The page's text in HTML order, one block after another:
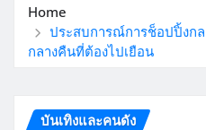
Home
ประสบการณ์การช็อปปิ้งก
กลางคืนที่ต้องไปเยือน
บันเทิงและคนดัง